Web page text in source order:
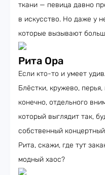
ткани — певица давно
в искусство. Но даже у
которые вызывают
Рита Ора
Если кто-то и умеет
Блёстки, кружево,
конечно, отдельного
который выглядит так,
собственный
Рита, скажи, где тут
модный хаос?